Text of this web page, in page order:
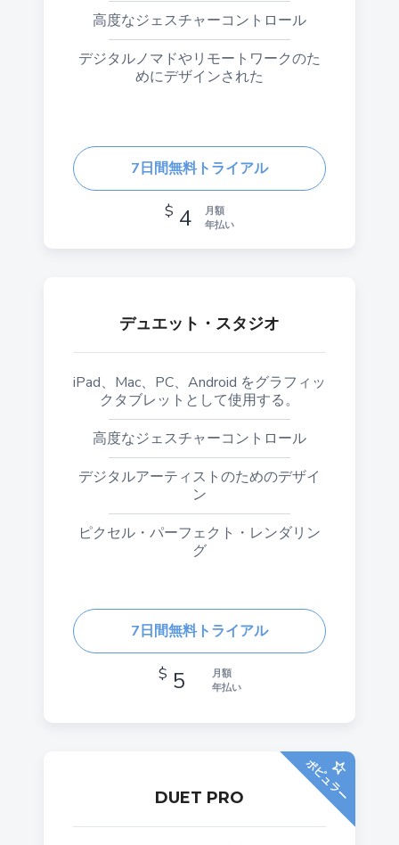
高度なジェスチャーコントロール
デジタルノマドやリモートワークのた
めにデザインされた
7日間無料トライアル
$ 4
月額
年払い
デュエット・スタジオ
iPad、Mac、PC、Android をグラフィッ
クタブレットとして使用する。
高度なジェスチャーコントロール
デジタルアーティストのためのデザイ
ン
ピクセル・パーフェクト・レンダリン
グ
7日間無料トライアル
$ 5
月額
年払い
ポピュラー
DUET PRO